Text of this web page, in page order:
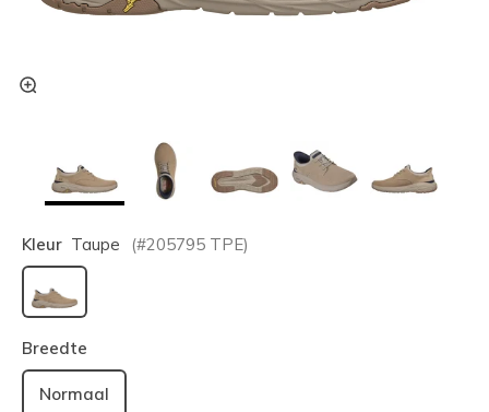
Kleur Taupe (#205795 TPE)
geselecteerd
Breedte
Normaal